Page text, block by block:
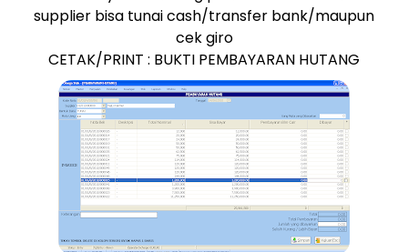
supplier bisa tunai cash/transfer bank/maupun
cek giro
CETAK/PRINT : BUKTI PEMBAYARAN HUTANG